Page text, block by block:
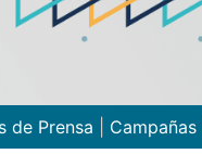
de Prensa Campañas